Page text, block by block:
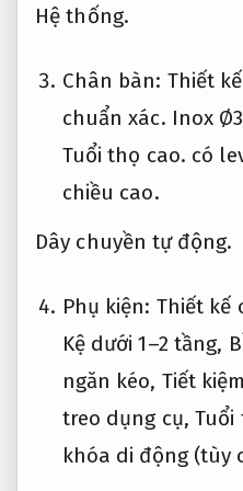
Hệ thống.
Chân bàn: Thiết
chuẩn xác. Inox
Tuổi thọ cao. có
chiều cao.
Dây chuyền tự động.
Phụ kiện: Thiết kế
Kệ dưới 1–2 tầng,
ngăn kéo, Tiết
treo dụng cụ,Tuổi
khóa di động (tùy